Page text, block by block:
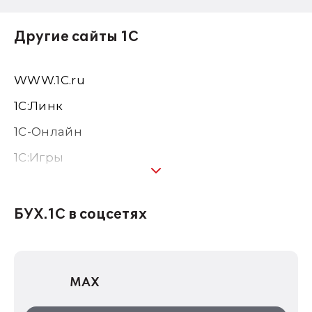
Другие сайты 1С
WWW.1С.ru
1С:Линк
1С-Онлайн
1C:Игры
1С:Консалтинг
1С:Дистрибьюция
БУХ.1С в соцсетях
MAX